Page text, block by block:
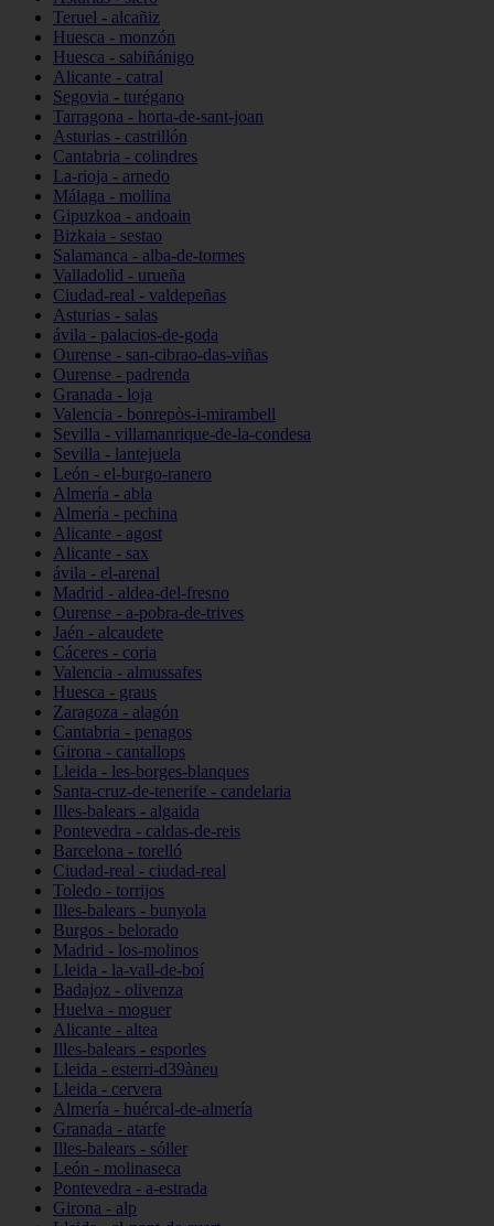
Teruel - alcañiz
Huesca - monzón
Huesca - sabiñánigo
Alicante - catral
Segovia - turégano
Tarragona - horta-de-sant-joan
Asturias - castrillón
Cantabria - colindres
La-rioja - arnedo
Málaga - mollina
Gipuzkoa - andoain
Bizkaia - sestao
Salamanca - alba-de-tormes
Valladolid - urueña
Ciudad-real - valdepeñas
Asturias - salas
ávila - palacios-de-goda
Ourense - san-cibrao-das-viñas
Ourense - padrenda
Granada - loja
Valencia - bonrepòs-i-mirambell
Sevilla - villamanrique-de-la-condesa
Sevilla - lantejuela
León - el-burgo-ranero
Almería - abla
Almería - pechina
Alicante - agost
Alicante - sax
ávila - el-arenal
Madrid - aldea-del-fresno
Ourense - a-pobra-de-trives
Jaén - alcaudete
Cáceres - coria
Valencia - almussafes
Huesca - graus
Zaragoza - alagón
Cantabria - penagos
Girona - cantallops
Lleida - les-borges-blanques
Santa-cruz-de-tenerife - candelaria
Illes-balears - algaida
Pontevedra - caldas-de-reis
Barcelona - torelló
Ciudad-real - ciudad-real
Toledo - torrijos
Illes-balears - bunyola
Burgos - belorado
Madrid - los-molinos
Lleida - la-vall-de-boí
Badajoz - olivenza
Huelva - moguer
Alicante - altea
Illes-balears - esporles
Lleida - esterri-d39àneu
Lleida - cervera
Almería - huércal-de-almería
Granada - atarfe
Illes-balears - sóller
León - molinaseca
Pontevedra - a-estrada
Girona - alp